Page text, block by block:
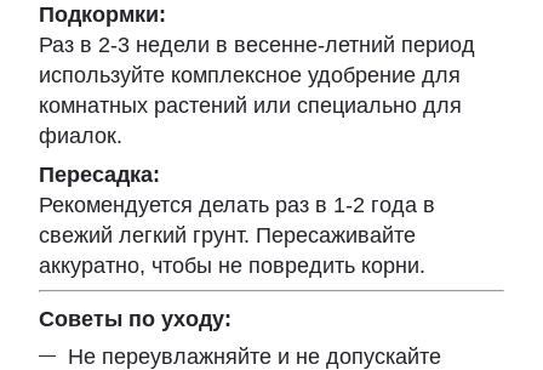
Подкормки:
Раз в 2-3 недели в весенне-летний период
используйте комплексное удобрение для
комнатных растений или специально для
фиалок.
Пересадка:
Рекомендуется делать раз в 1-2 года в
свежий легкий грунт. Пересаживайте
аккуратно, чтобы не повредить корни.
Советы по уходу:
Не переувлажняйте и не допускайте